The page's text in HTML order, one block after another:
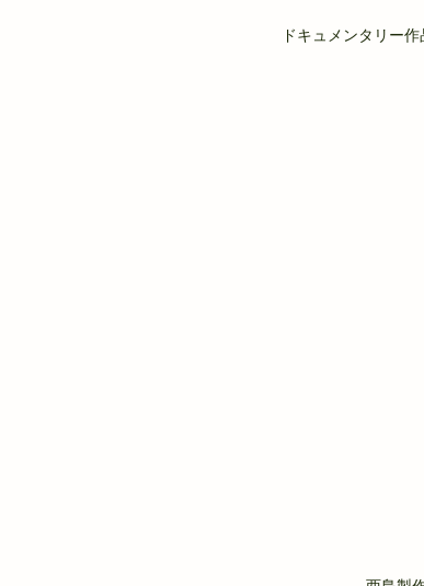
ドキュメンタリー